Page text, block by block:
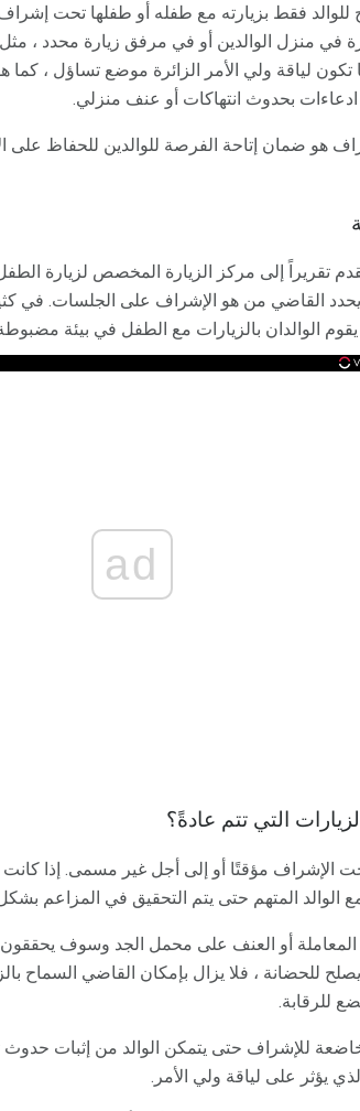
فقط بزيارته مع طفله أو طفلها تحت إشراف
في منزل الوالدين أو في مرفق زيارة محدد ،
تكون لياقة ولي الأمر الزائرة موضع تساؤل ،
ادعاءات بحدوث انتهاكات أو عنف منزلي.
هو ضمان إتاحة الفرصة للوالدين للحفاظ على
تقريراً إلى مركز الزيارة المخصص لزيارة
، يحدد القاضي من هو الإشراف على الجلسات. في
الوالدان بالزيارات مع الطفل في بيئة
ad
التي تتم عادةً؟
الإشراف مؤقتًا أو إلى أجل غير مسمى. إذا
الوالد المتهم حتى يتم التحقيق في المزاعم
المعاملة أو العنف على محمل الجد وسوف
يصلح للحضانة ، فلا يزال بإمكان القاضي
للرقابة.
للإشراف حتى يتمكن الوالد من إثبات
يؤثر على لياقة ولي الأمر.